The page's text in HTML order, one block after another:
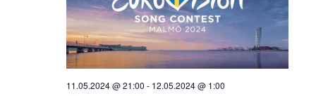
11.05.2024 @ 21:00 - 12.05.2024 @ 1:00